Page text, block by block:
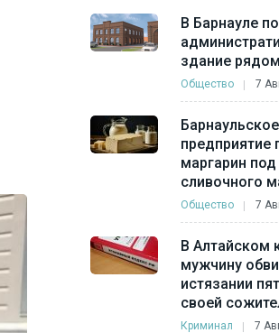
В Барнауле
здание
Общество 7
Барнаульское
предприятие
маргарин
сливочного
Общество 7
В Алтайском
мужчину
истязании
своей
Криминал 7